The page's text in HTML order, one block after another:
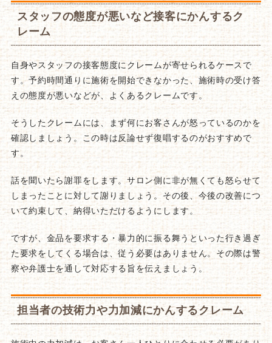
スタッフの態度が悪いなど接客にかんするク
レーム
自身やスタッフの接客態度にクレームが寄せられるケースで
す。予約時間通りに施術を開始できなかった、施術時の受け答
えの態度が悪いなどが、よくあるクレームです。
そうしたクレームには、まず何にお客さんが怒っているのかを
確認しましょう。この時は反論せず復唱するのがおすすめで
す。
話を聞いたら謝罪をします。サロン側に非が無くても怒らせて
しまったことに対して謝りましょう。その後、今後の改善につ
いて約束して、納得いただけるようにします。
ですが、金品を要求する・暴力的に振る舞うといった行き過ぎ
た要求をしてくる場合は、従う必要はありません。その際は警
察や弁護士を通して対応する旨を伝えましょう。
担当者の技術力や力加減にかんするクレーム